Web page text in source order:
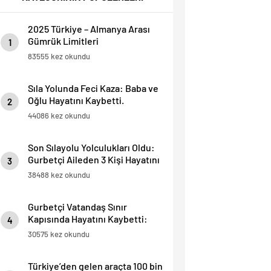
1
2025 Türkiye – Almanya Arası
Gümrük Limitleri
83555 kez okundu
2
Sıla Yolunda Feci Kaza: Baba ve
Oğlu Hayatını Kaybetti.
44086 kez okundu
3
Son Sılayolu Yolculukları Oldu:
Gurbetçi Aileden 3 Kişi Hayatını
Kaybetti.
38488 kez okundu
4
Gurbetçi Vatandaş Sınır
Kapısında Hayatını Kaybetti:
“İnsan Hayatı Bu Kadar Ucuz
30575 kez okundu
Türkiye’den gelen araçta 100 bin